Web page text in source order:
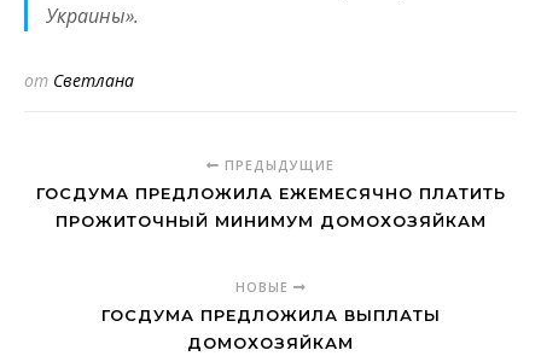
Украины».
от Светлана
ПРЕДЫДУЩИЕ
ГОСДУМА ПРЕДЛОЖИЛА ЕЖЕМЕСЯЧНО ПЛАТИТЬ
ПРОЖИТОЧНЫЙ МИНИМУМ ДОМОХОЗЯЙКАМ
НОВЫЕ
ГОСДУМА ПРЕДЛОЖИЛА ВЫПЛАТЫ
ДОМОХОЗЯЙКАМ